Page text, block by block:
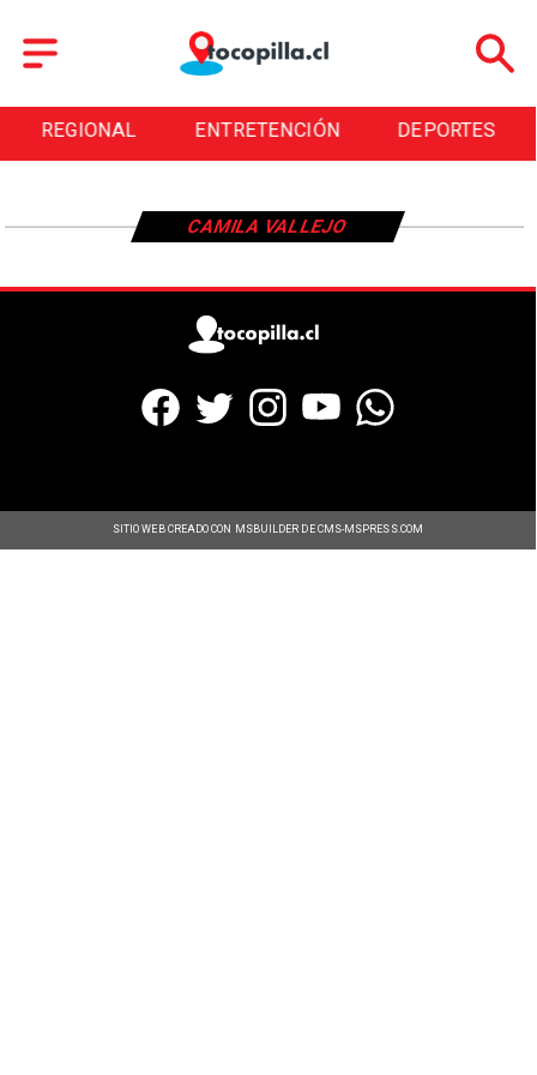
REGIONAL ENTRETENCIÓN DEPORTES
CAMILA VALLEJO
SITIO WEB CREADO CON MSBUILDER DE CMS-MSPRESS.COM